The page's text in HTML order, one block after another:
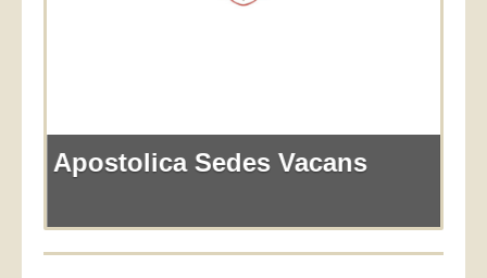
Apostolica Sedes Vacans